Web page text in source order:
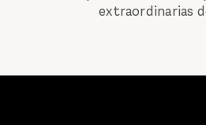
extraordinarias